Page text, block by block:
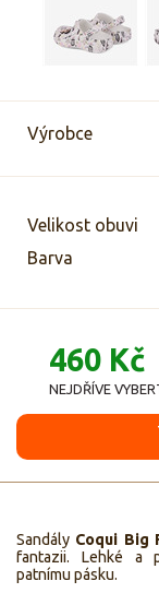
Výrobce
Velikost obuvi
Barva
460 Kč
NEJDŘÍVE
Sandály Coqui Big
fantazii. Lehké a
patnímu pásku.